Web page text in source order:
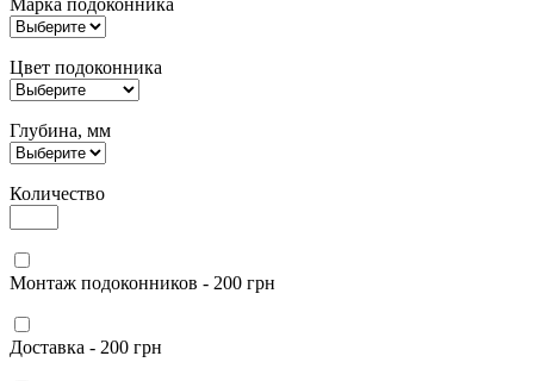
Марка подоконника
Цвет подоконника
Глубина, мм
Количество
Монтаж подоконников - 200 грн
Доставка - 200 грн